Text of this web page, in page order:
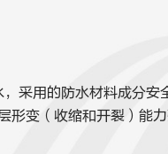
采用的防水材料成分安
变（收缩和开裂）能